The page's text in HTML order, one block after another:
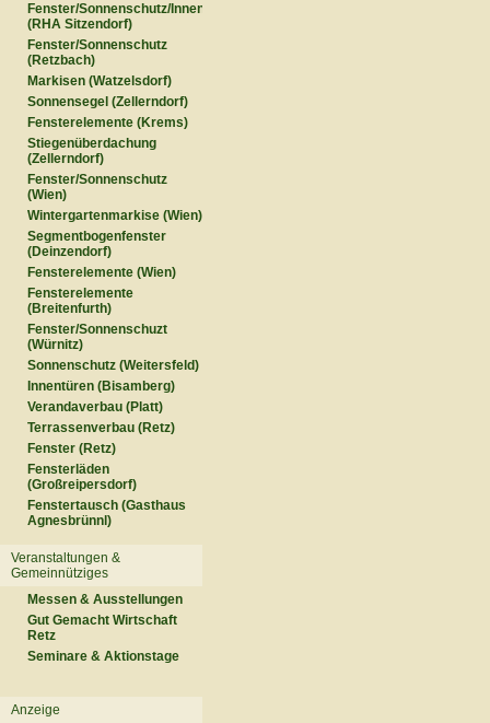
Fenster/Sonnenschutz/Innentüren
(RHA Sitzendorf)
Fenster/Sonnenschutz
(Retzbach)
Markisen (Watzelsdorf)
Sonnensegel (Zellerndorf)
Fensterelemente (Krems)
Stiegenüberdachung
(Zellerndorf)
Fenster/Sonnenschutz
(Wien)
Wintergartenmarkise (Wien)
Segmentbogenfenster
(Deinzendorf)
Fensterelemente (Wien)
Fensterelemente
(Breitenfurth)
Fenster/Sonnenschuzt
(Würnitz)
Sonnenschutz (Weitersfeld)
Innentüren (Bisamberg)
Verandaverbau (Platt)
Terrassenverbau (Retz)
Fenster (Retz)
Fensterläden
(Großreipersdorf)
Fenstertausch (Gasthaus
Agnesbrünnl)
Veranstaltungen &
Gemeinnütziges
Messen & Ausstellungen
Gut Gemacht Wirtschaft
Retz
Seminare & Aktionstage
Anzeige